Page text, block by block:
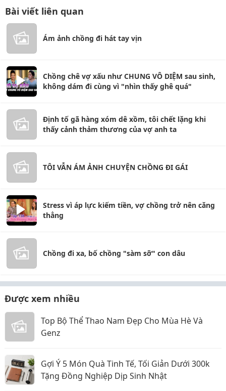
Bài viết liên quan
Ám ảnh chồng đi hát tay vịn
Chồng chê vợ xấu như CHUNG VÔ DIỆM sau sinh,
không dám đi cùng vì "nhìn thấy ghê quá"
Định tố gã hàng xóm dê xồm, tôi chết lặng khi
thấy cảnh thảm thương của vợ anh ta
TÔI VẪN ÁM ẢNH CHUYỆN CHỒNG ĐI GÁI
Stress vì áp lực kiếm tiền, vợ chồng trở nên căng
thẳng
Chồng đi xa, bố chồng "sàm sỡ" con dâu
Được xem nhiều
Top Bộ Thể Thao Nam Đẹp Cho Mùa Hè Và
Genz
Gợi Ý 5 Món Quà Tinh Tế, Tối Giản Dưới 300k
Tặng Đồng Nghiệp Dịp Sinh Nhật